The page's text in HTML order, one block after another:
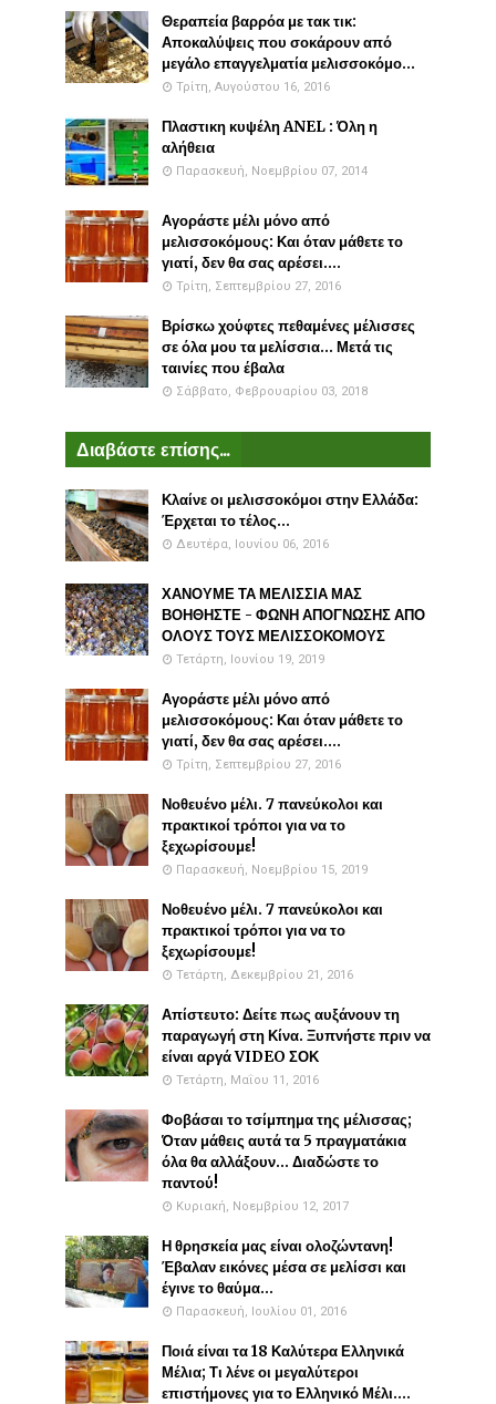
Θεραπεία βαρρόα με τακ τικ:
Αποκαλύψεις που σοκάρουν από
μεγάλο επαγγελματία μελισσοκόμο...
Τρίτη, Αυγούστου 16, 2016
Πλαστικη κυψέλη ANEL : Όλη η
αλήθεια
Παρασκευή, Νοεμβρίου 07, 2014
Αγοράστε μέλι μόνο από
μελισσοκόμους: Και όταν μάθετε το
γιατί, δεν θα σας αρέσει....
Τρίτη, Σεπτεμβρίου 27, 2016
Βρίσκω χούφτες πεθαμένες μέλισσες
σε όλα μου τα μελίσσια... Μετά τις
ταινίες που έβαλα
Σάββατο, Φεβρουαρίου 03, 2018
Διαβάστε επίσης...
Κλαίνε οι μελισσοκόμοι στην Ελλάδα:
Έρχεται το τέλος...
Δευτέρα, Ιουνίου 06, 2016
ΧΑΝΟΥΜΕ ΤΑ ΜΕΛΙΣΣΙΑ ΜΑΣ
ΒΟΗΘΗΣΤΕ - ΦΩΝΗ ΑΠΟΓΝΩΣΗΣ ΑΠΟ
ΟΛΟΥΣ ΤΟΥΣ ΜΕΛΙΣΣΟΚΟΜΟΥΣ
Τετάρτη, Ιουνίου 19, 2019
Αγοράστε μέλι μόνο από
μελισσοκόμους: Και όταν μάθετε το
γιατί, δεν θα σας αρέσει....
Τρίτη, Σεπτεμβρίου 27, 2016
Νοθευένο μέλι. 7 πανεύκολοι και
πρακτικοί τρόποι για να το
ξεχωρίσουμε!
Παρασκευή, Νοεμβρίου 15, 2019
Νοθευένο μέλι. 7 πανεύκολοι και
πρακτικοί τρόποι για να το
ξεχωρίσουμε!
Τετάρτη, Δεκεμβρίου 21, 2016
Απίστευτο: Δείτε πως αυξάνουν τη
παραγωγή στη Κίνα. Ξυπνήστε πριν να
είναι αργά VIDEO ΣΟΚ
Τετάρτη, Μαΐου 11, 2016
Φοβάσαι το τσίμπημα της μέλισσας;
Όταν μάθεις αυτά τα 5 πραγματάκια
όλα θα αλλάξουν... Διαδώστε το
παντού!
Κυριακή, Νοεμβρίου 12, 2017
Η θρησκεία μας είναι ολοζώντανη!
Έβαλαν εικόνες μέσα σε μελίσσι και
έγινε το θαύμα...
Παρασκευή, Ιουλίου 01, 2016
Ποιά είναι τα 18 Καλύτερα Ελληνικά
Μέλια; Τι λένε οι μεγαλύτεροι
επιστήμονες για το Ελληνικό Μέλι....